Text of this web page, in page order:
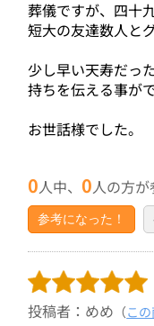
葬儀ですが、四十
短大の友達数人と
少し早い天寿だっ
持ちを伝える事が
お世話様でした。
0人中、0人の方が
参考になった！
投稿者：めめ （こ